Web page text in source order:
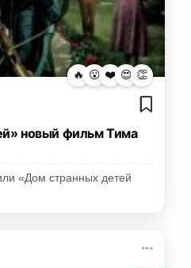
🔥 😮 ❤️ 😍 👏
новый фильм Тима
«Дом странных детей